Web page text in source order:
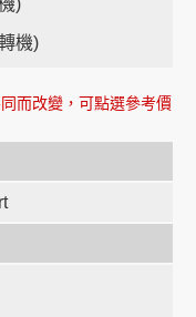
)
機)
而改變，可點選參考價